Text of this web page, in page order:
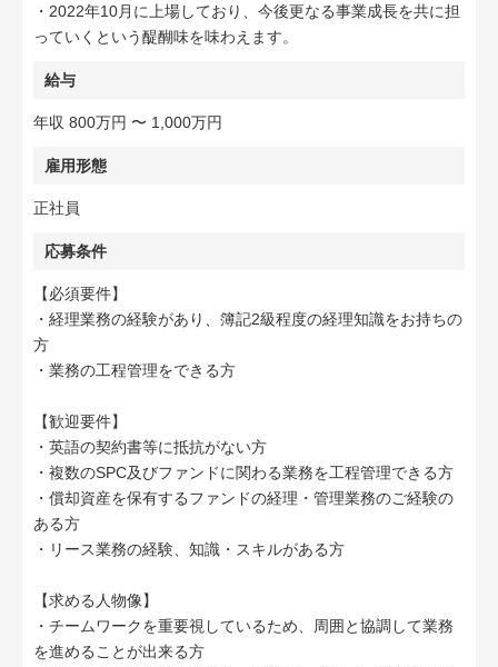
・2022年10月に上場しており、今後更なる事業成長を共に担
っていくという醍醐味を味わえます。
給与
年収 800万円 〜 1,000万円
雇用形態
正社員
応募条件
【必須要件】
・経理業務の経験があり、簿記2級程度の経理知識をお持ちの
方
・業務の工程管理をできる方
【歓迎要件】
・英語の契約書等に抵抗がない方
・複数のSPC及びファンドに関わる業務を工程管理できる方
・償却資産を保有するファンドの経理・管理業務のご経験の
ある方
・リース業務の経験、知識・スキルがある方
【求める人物像】
・チームワークを重要視しているため、周囲と協調して業務
を進めることが出来る方